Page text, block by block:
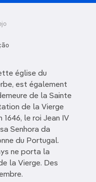
église du
est également
de la Sainte
de la Vierge
1646, le roi Jean IV
Senhora da
du Portugal.
ne porta la
la Vierge. Des